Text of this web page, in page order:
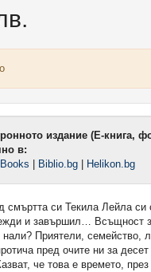
издание (Е-книга,
в:
Biblio.bg Helikon.bg
смъртта си Текила Лейла си
и завършил… Всъщност
нали? Приятели, семейство,
пред очите ни за
че това е времето,